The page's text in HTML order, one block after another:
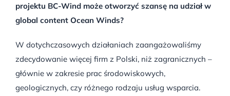
projektu BC-Wind może otworzyć szansę na udział w
global content Ocean Winds?
W dotychczasowych działaniach zaangażowaliśmy
zdecydowanie więcej firm z Polski, niż zagranicznych –
głównie w zakresie prac środowiskowych,
geologicznych, czy różnego rodzaju usług wsparcia.